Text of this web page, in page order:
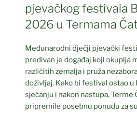
pjevačkog festivala
2026 u Termama
Međunarodni dječji pjevački
predivan je događaj koji okuplja
različitih zemalja i pruža
doživljaj. Kako bi festival ostao u
sjećanju i nakon nastupa, Terme
pripremile posebnu ponudu za